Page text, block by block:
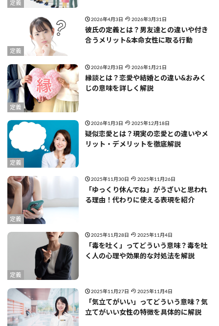
定義
定義
2026年4月3日 2026年3月31日
彼氏の定義とは？男友達との違いや付き
合うメリット&本命女性に取る行動
定義
2026年2月3日 2026年1月21日
縁談とは？恋愛や結婚との違い&おみく
じの意味を詳しく解説
定義
2026年1月3日 2025年12月18日
疑似恋愛とは？現実の恋愛との違いやメ
リット・デメリットを徹底解説
定義
2025年11月30日 2025年11月26日
「ゆっくり休んでね」がうざいと思われ
る理由！代わりに使える表現を紹介
定義
2025年11月28日 2025年11月4日
「毒を吐く」ってどういう意味？毒を吐
く人の心理や効果的な対処法を解説
2025年11月27日 2025年11月4日
「気立てがいい」ってどういう意味？気
立てがいい女性の特徴を具体的に解説